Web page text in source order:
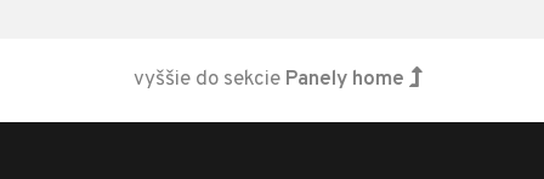
vyššie do sekcie Panely home